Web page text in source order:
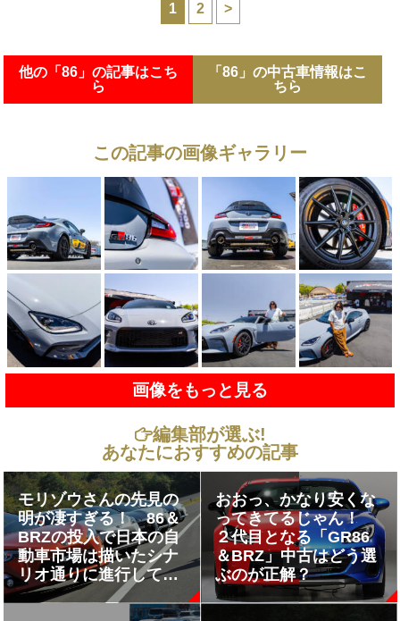
1 2 >
他の「86」の記事はこち
ら
「86」の中古車情報はこ
ちら
この記事の画像ギャラリー
画像をもっと見る
編集部が選ぶ!
あなたにおすすめの記事
モリゾウさんの先見の
明が凄すぎる！ 86＆
BRZの投入で日本の自
動車市場は描いたシナ
リオ通りに進行してい
た!!
おおっ、かなり安くな
ってきてるじゃん！
２代目となる「GR86
＆BRZ」中古はどう選
ぶのが正解？